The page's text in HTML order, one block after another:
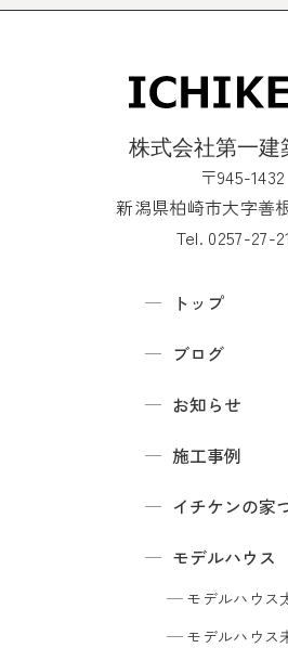
〒945-1432
新潟県柏崎市大字善
Tel. 0257-27-
トップ
ブログ
お知らせ
施工事例
イチケンの家
モデルハウス
モデルハウス
モデルハウス